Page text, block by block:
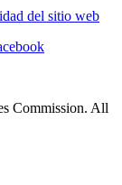
del sitio web
Commission. All